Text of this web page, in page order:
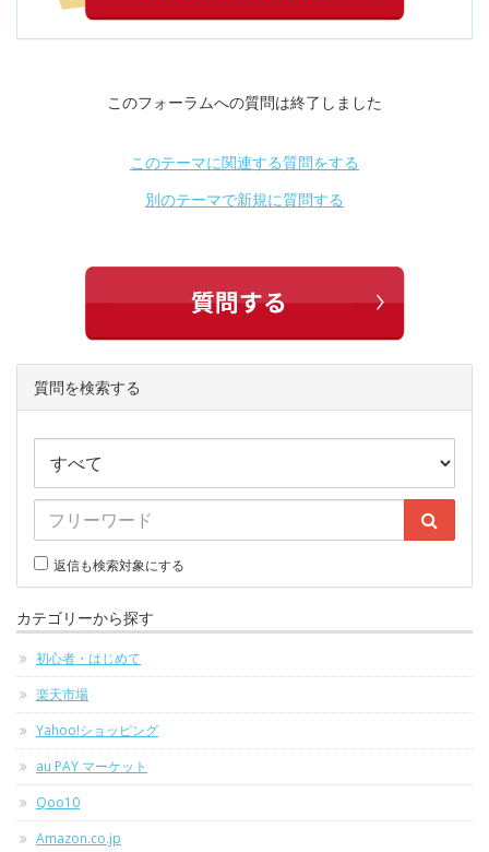
このフォーラムへの質問は終了しました
このテーマに関連する質問をする
別のテーマで新規に質問する
質問を検索する
返信も検索対象にする
カテゴリーから探す
初心者・はじめて
楽天市場
Yahoo!ショッピング
au PAY マーケット
Qoo10
Amazon.co.jp